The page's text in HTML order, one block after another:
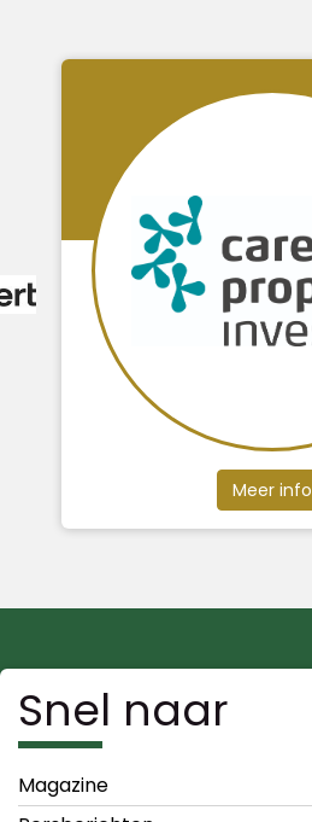
Meer info
Snel naar
Magazine